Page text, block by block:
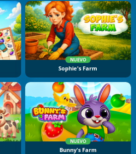
NUEVO
Sophie's Farm
NUEVO
Bunny's Farm